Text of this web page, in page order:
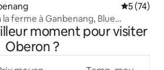
5 (74)
la ferme à Ganbenang, Blue
moment pour visiter
Oberon ?